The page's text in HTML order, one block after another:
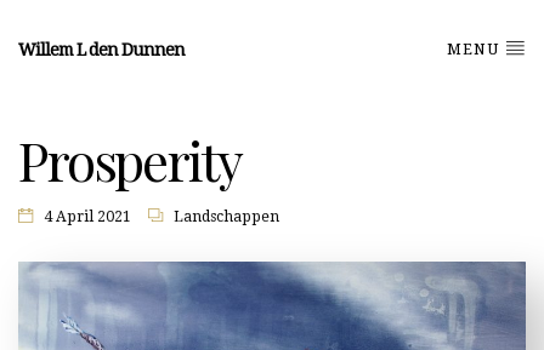
Willem L den Dunnen MENU
Prosperity
4 April 2021 Landschappen